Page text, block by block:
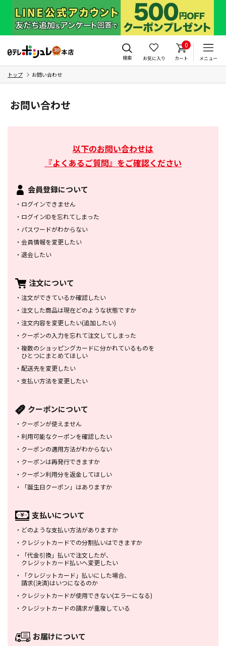
検索 お気に入り
0
カート メニュー
トップ お問い合わせ
お問い合わせ
以下のお問い合わせは
『よくあるご質問』をご確認ください
会員登録について
・ ログインできません
・ ログインIDを忘れてしまった
・ パスワードがわからない
・ 会員情報を変更したい
・ 退会したい
注文について
・ 注文ができているか確認したい
・ 注文した商品は現在どのような状態ですか
・ 注文内容を変更したい(追加したい)
・ クーポンの入力を忘れて注文してしまった
・ 複数のショッピングカードに分かれているものを
ひとつにまとめてほしい
・ 配送先を変更したい
・ 支払い方法を変更したい
クーポンについて
・ クーポンが使えません
・ 利用可能なクーポンを確認したい
・ クーポンの適用方法がわからない
・ クーポンは再発行できますか
・ クーポン利用分を返金してほしい
・
「誕生日クーポン」はありますか
支払いについて
・ どのような支払い方法がありますか
・ クレジットカードでの分割払いはできますか
・
「代金引換」払いで注文したが、
クレジットカード払いへ変更したい
・
「クレジットカード」払いにした場合、
請求(決済)はいつになるのか
・ クレジットカードが使用できない(エラーになる)
・ クレジットカードの請求が重複している
お届けについて